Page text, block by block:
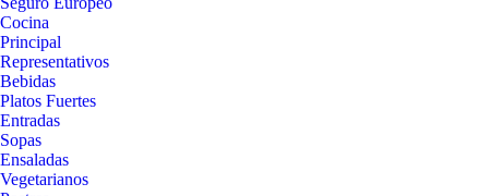
Cocina
Principal
Representativos
Bebidas
Platos Fuertes
Entradas
Sopas
Ensaladas
Vegetarianos